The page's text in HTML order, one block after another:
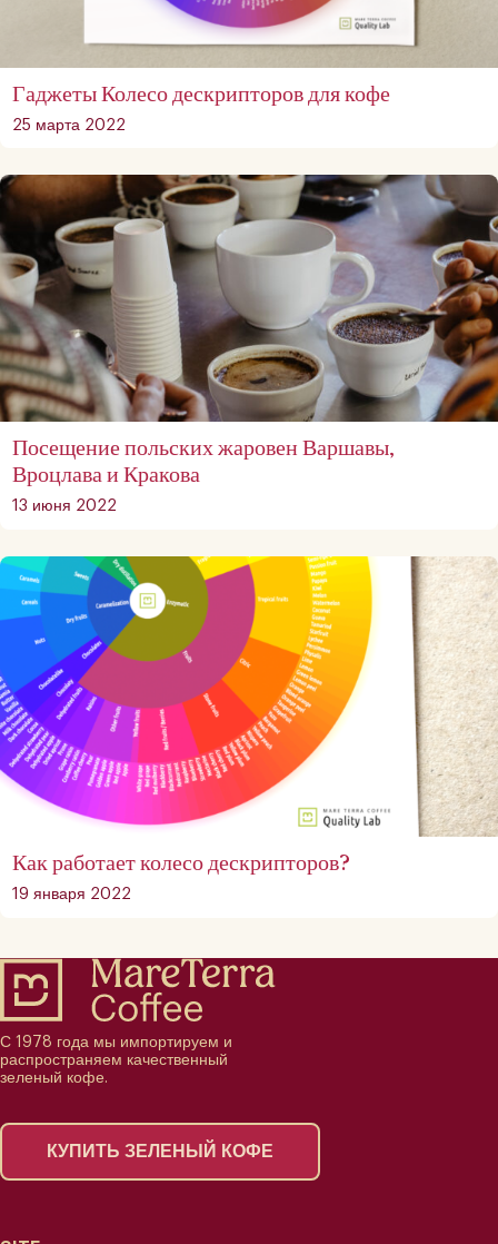
Гаджеты Колесо дескрипторов для кофе
25 марта 2022
Посещение польских жаровен Варшавы,
Вроцлава и Кракова
13 июня 2022
Как работает колесо дескрипторов?
19 января 2022
С 1978 года мы импортируем и
распространяем качественный
зеленый кофе.
КУПИТЬ ЗЕЛЕНЫЙ КОФЕ